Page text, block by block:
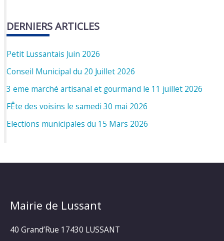
DERNIERS ARTICLES
Petit Lussantais Juin 2026
Conseil Municipal du 20 Juillet 2026
3 eme marché artisanal et gourmand le 11 juillet 2026
FÊte des voisins le samedi 30 mai 2026
Elections municipales du 15 Mars 2026
Mairie de Lussant
40 Grand’Rue 17430 LUSSANT